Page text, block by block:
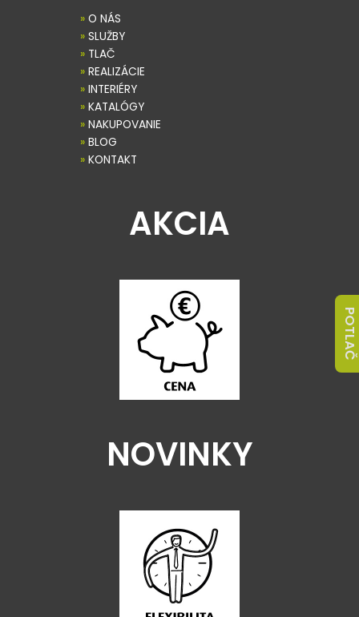
» O NÁS
» SLUŽBY
» TLAČ
» REALIZÁCIE
» INTERIÉRY
» KATALÓGY
» NAKUPOVANIE
» BLOG
» KONTAKT
AKCIA
NOVINKY
POTLAČ